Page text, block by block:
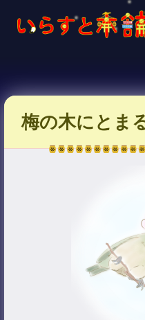
梅の木にとま